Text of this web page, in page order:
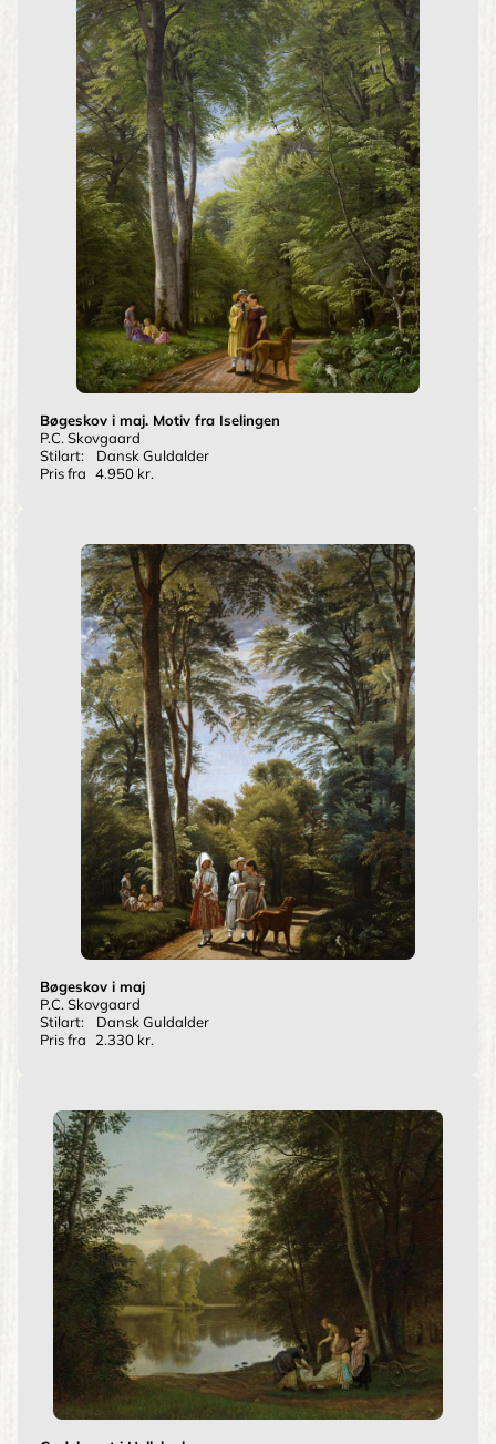
Bøgeskov i maj. Motiv fra Iselingen
P.C. Skovgaard
Stilart:
Dansk Guldalder
Pris fra 4.950 kr.
Bøgeskov i maj
P.C. Skovgaard
Stilart:
Dansk Guldalder
Pris fra
2.330 kr.